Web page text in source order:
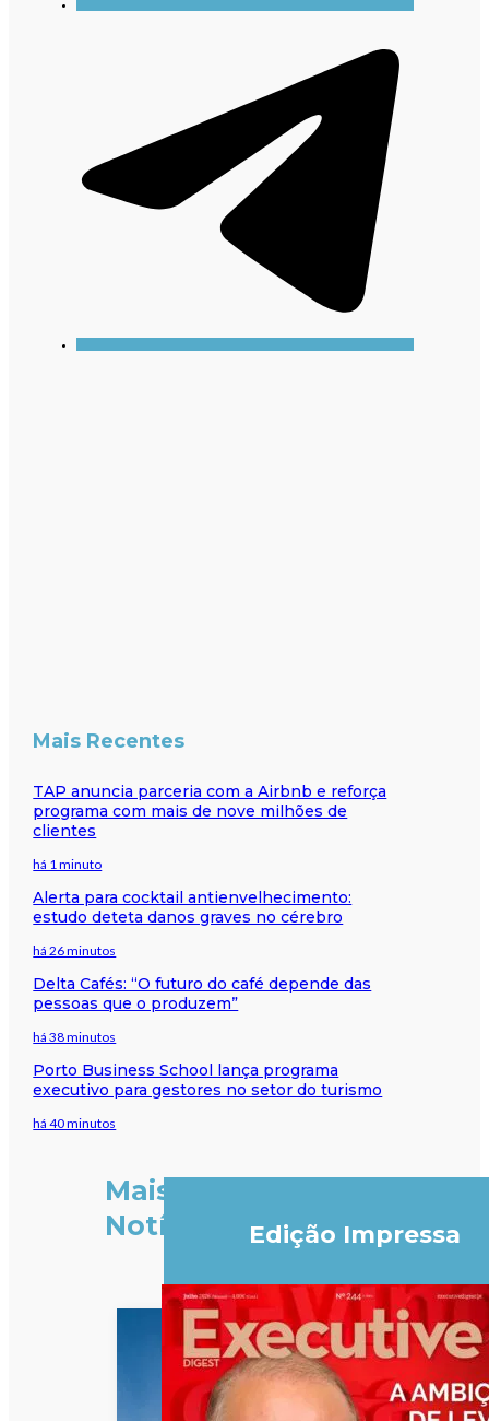
Mais Recentes
TAP anuncia parceria com a Airbnb e reforça
programa com mais de nove milhões de
clientes
há 1 minuto
Alerta para cocktail antienvelhecimento:
estudo deteta danos graves no cérebro
há 26 minutos
Delta Cafés: “O futuro do café depende das
pessoas que o produzem”
há 38 minutos
Porto Business School lança programa
executivo para gestores no setor do turismo
há 40 minutos
Mais
Notícias
Edição Impressa